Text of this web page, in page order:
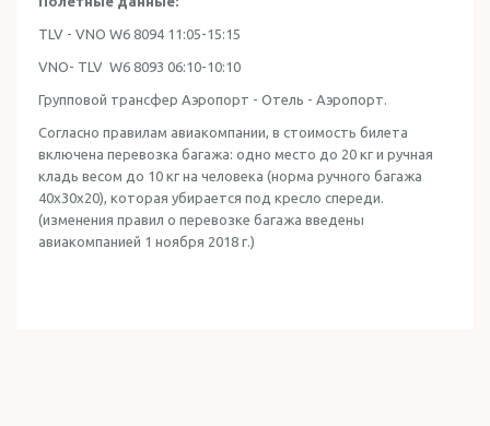
TLV - VNO W6 8094 11:05-15:15
VNO- TLV W6 8093 06:10-10:10
Групповой трансфер Аэропорт - Отель - Аэропорт.
Согласно правилам авиакомпании, в стоимость билета
включена перевозка багажа: одно место до 20 кг и ручная
кладь весом до 10 кг на человека (норма ручного багажа
40x30x20), которая убирается под кресло спереди.
(изменения правил о перевозке багажа введены
авиакомпанией 1 ноября 2018 г.)